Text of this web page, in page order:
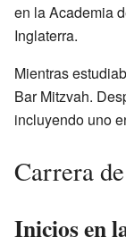
en la Academia
Inglaterra.
Mientras
Bar Mitzvah.
incluyendo uno
Carrera
Inicios en